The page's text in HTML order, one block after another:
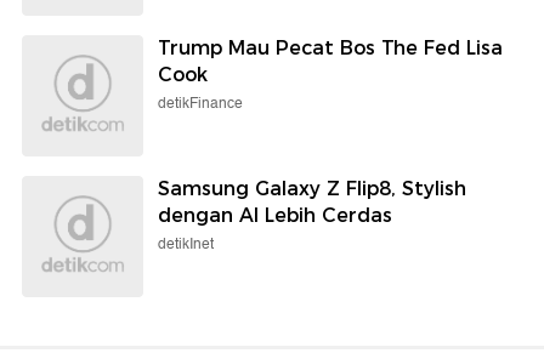
Trump Mau Pecat Bos The Fed Lisa
Cook
detikFinance
Samsung Galaxy Z Flip8, Stylish
dengan AI Lebih Cerdas
detikInet